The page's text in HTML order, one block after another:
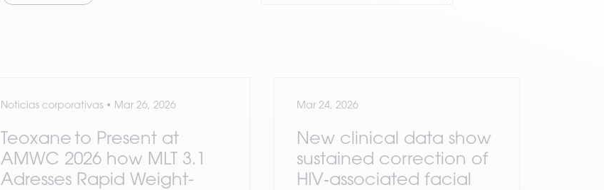
Noticias corporativas • Mar 26, 2026
Teoxane to Present at
AMWC 2026 how MLT 3.1
Adresses Rapid Weight-
Mar 24, 2026
New clinical data show
sustained correction of
HIV‑associated facial